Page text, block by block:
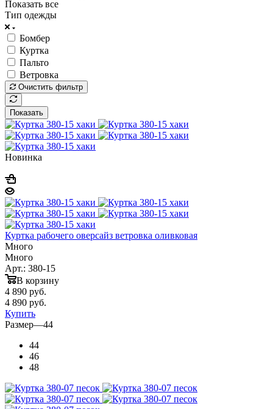
Показать все
Тип одежды
Бомбер
Куртка
Пальто
Ветровка
Очистить фильтр
Показать
Новинка
Куртка рабочего оверсайз ветровка оливковая
Много
Много
Арт.: 380-15
В корзину
4 890 руб.
4 890 руб.
Купить
Размер—44
44
46
48